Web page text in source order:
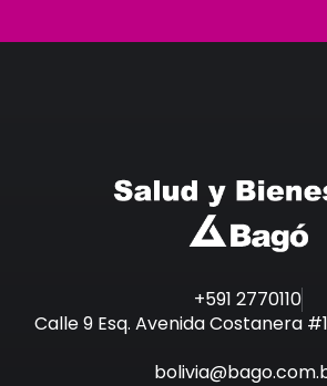
+591 2770110
Calle 9 Esq. Avenida Costanera